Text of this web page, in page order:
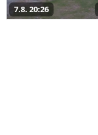
7.8. 20:26